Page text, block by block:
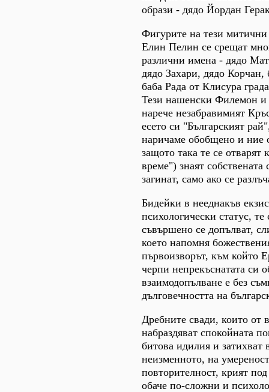
образи - дядо Йордан
Фигурите на тези
Елин Пелин се срещат
различни имена - дядо
дядо Захари, дядо Корчан,
баба Рада от Клисура
Тези нашенски Филемон и
нарече незабравимият
есето си "Българският
наричаме обобщено и ние
защото така те се отварят
време") знаят
загинат, само ако се
Бидейки в нееднакъв
психологически статус, те
съвършено се допълват,
което напомня
първоизворът, към който
черпи непрекъснатата си
взаимодопълване е без
дълговечността на
Дребните свади, които от
набраздяват спокойната
битова идилия и затихват
неизменното, на
повторителност, крият
обаче по-сложни и